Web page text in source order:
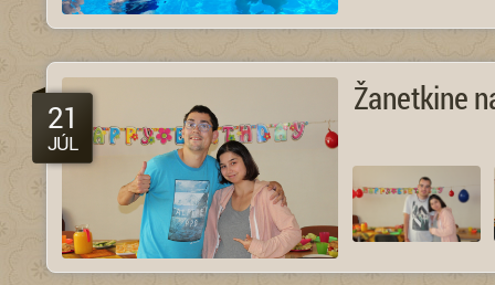
21
JÚL
Žanetkine